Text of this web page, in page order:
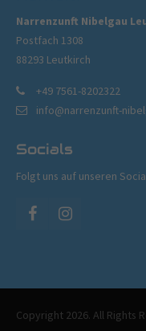
Narrenzunft Nibelgau
Postfach 1308
88293 Leutkirch
+49 7561-8202322
info@narrenzunft-
Socials
Folgt uns auf unseren
Copyright 2026. All Rights